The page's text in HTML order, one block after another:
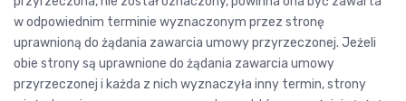
w odpowiednim terminie wyznaczonym przez stronę
uprawnioną do żądania zawarcia umowy przyrzeczonej. Jeżeli
obie strony są uprawnione do żądania zawarcia umowy
przyrzeczonej i każda z nich wyznaczyła inny termin, strony